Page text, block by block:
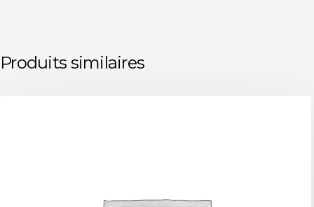
Produits similaires